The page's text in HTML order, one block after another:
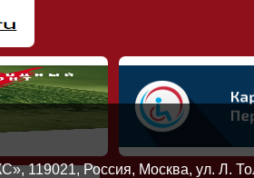
119021, Россия, Москва, ул. Л.